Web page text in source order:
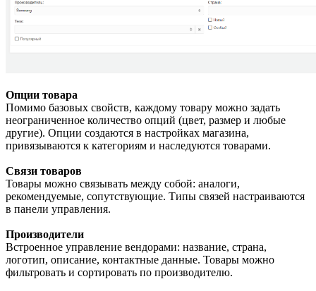
Опции товара
Помимо базовых свойств, каждому товару можно задать
неограниченное количество опций (цвет, размер и любые
другие). Опции создаются в настройках магазина,
привязываются к категориям и наследуются товарами.
Связи товаров
Товары можно связывать между собой: аналоги,
рекомендуемые, сопутствующие. Типы связей настраиваются
в панели управления.
Производители
Встроенное управление вендорами: название, страна,
логотип, описание, контактные данные. Товары можно
фильтровать и сортировать по производителю.